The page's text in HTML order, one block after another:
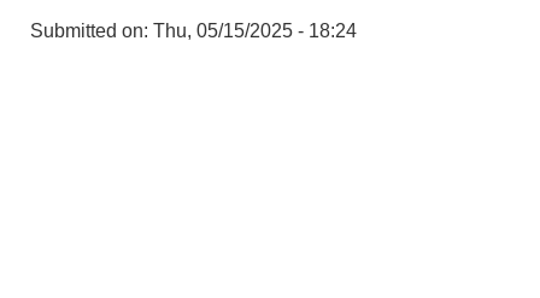
Submitted on: Thu, 05/15/2025 - 18:24